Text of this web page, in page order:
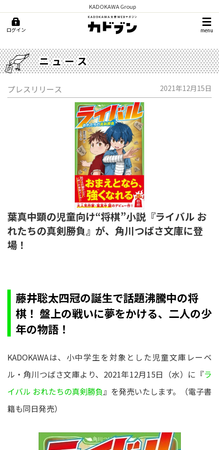
KADOKAWA Group
ログイン menu
ニュース
プレスリリース 2021年12月15日
葉真中顕の児童向け“将棋”小説『ライバル お
れたちの真剣勝負』が、角川つばさ文庫に登
場！
藤井聡太四冠の誕生で話題沸騰中の将
棋！ 盤上の戦いに夢をかける、二人の少
年の物語！
KADOKAWAは、小中学生を対象とした児童文庫レーベ
ル・角川つばさ文庫より、2021年12月15日（水）に『ラ
イバル おれたちの真剣勝負』を発売いたします。（電子書
籍も同日発売）